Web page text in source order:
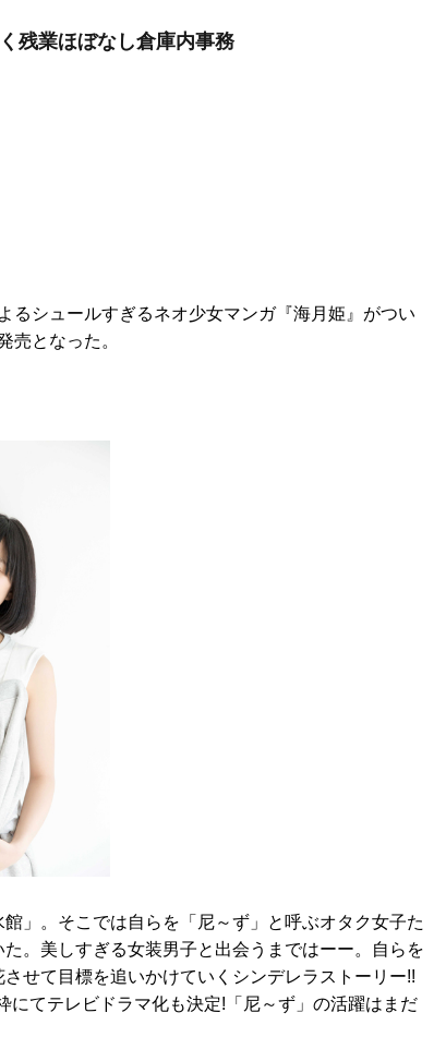
残業ほぼなし倉庫内事務
るシュールすぎるネオ少女マンガ『海月姫』がつい
売となった。
」。そこでは自らを「尼～ず」と呼ぶオタク女子た
。美しすぎる女装男子と出会うまではーー。自らを
せて目標を追いかけていくシンデレラストーリー!!
てテレビドラマ化も決定!「尼～ず」の活躍はまだ